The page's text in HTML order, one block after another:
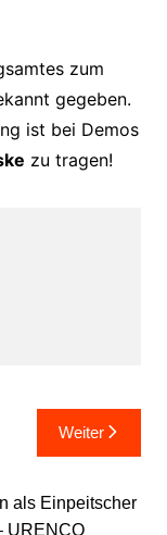
zum
gegeben.
ist bei Demos
zu tragen!
Weiter